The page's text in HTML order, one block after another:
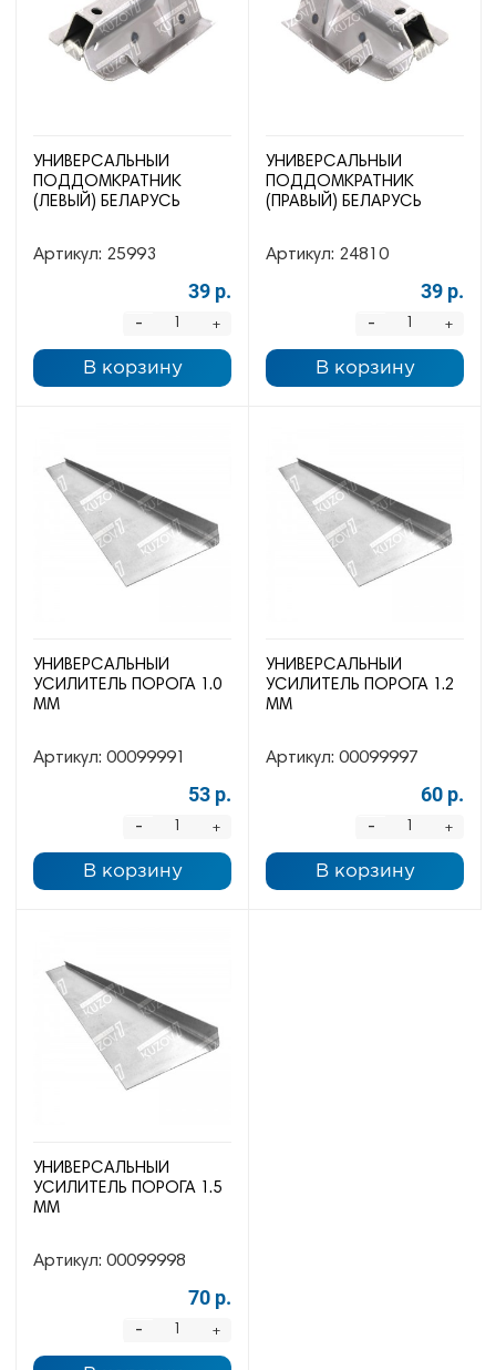
УНИВЕРСАЛЬНЫЙ
ПОДДОМКРАТНИК
(ЛЕВЫЙ) БЕЛАРУСЬ
Артикул: 25993
39 р.
+
-
В корзину
УНИВЕРСАЛЬНЫЙ
ПОДДОМКРАТНИК
(ПРАВЫЙ) БЕЛАРУСЬ
Артикул: 24810
39 р.
+
-
В корзину
УНИВЕРСАЛЬНЫЙ
УСИЛИТЕЛЬ ПОРОГА 1.0
ММ
Артикул: 00099991
53 р.
+
-
В корзину
УНИВЕРСАЛЬНЫЙ
УСИЛИТЕЛЬ ПОРОГА 1.2
ММ
Артикул: 00099997
60 р.
+
-
В корзину
УНИВЕРСАЛЬНЫЙ
УСИЛИТЕЛЬ ПОРОГА 1.5
ММ
Артикул: 00099998
70 р.
+
-